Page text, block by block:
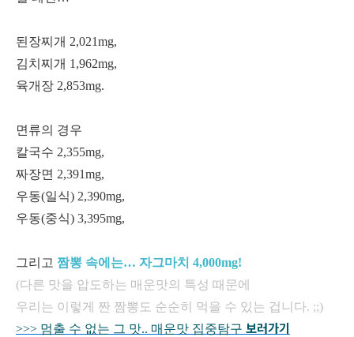
된장찌개 2,021mg,
김치찌개 1,962mg,
육개장 2,853mg.
면류의 경우
칼국수 2,355mg,
짜장면 2,391mg,
우동(일식) 2,390mg,
우동(중식) 3,395mg,
그리고 짬뽕 속에는… 자그마치 4,000mg!
(다른 맛을 압도하는 매운맛의 특성 때문에
우리는 이렇게 짠 짬뽕도 순순히 먹을 수 있는 겁니다. ;;)
>>> 멈출 수 없는 그 맛.. 매운맛 집중탐구 보러가기